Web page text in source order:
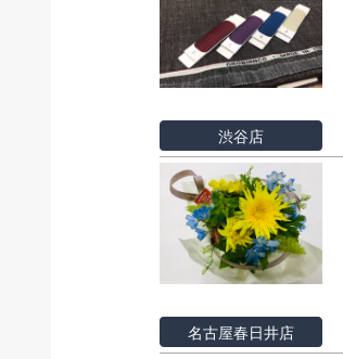
渋谷店
名古屋春日井店